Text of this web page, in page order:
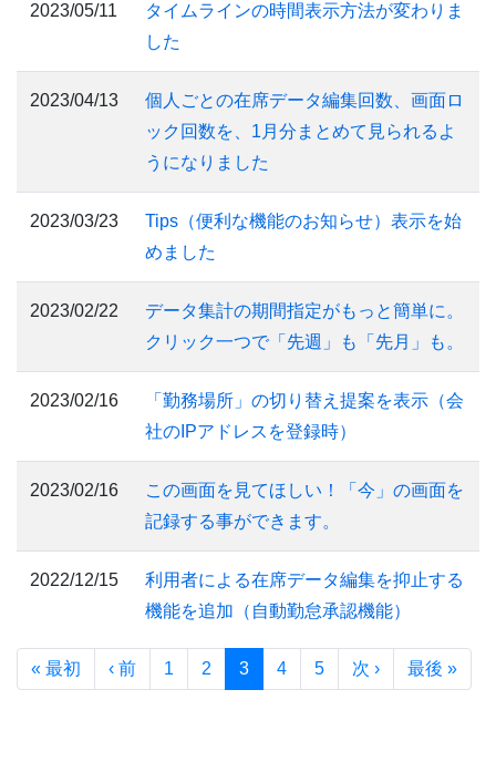
2023/05/11
タイムラインの時間表示方法が変わりま
した
2023/04/13
個人ごとの在席データ編集回数、画面ロ
ック回数を、1月分まとめて見られるよ
うになりました
2023/03/23
Tips（便利な機能のお知らせ）表示を始
めました
2023/02/22
データ集計の期間指定がもっと簡単に。
クリック一つで「先週」も「先月」も。
2023/02/16
「勤務場所」の切り替え提案を表示（会
社のIPアドレスを登録時）
2023/02/16
この画面を見てほしい！「今」の画面を
記録する事ができます。
2022/12/15
利用者による在席データ編集を抑止する
機能を追加（自動勤怠承認機能）
« 最初 ‹ 前 1 2 3 4 5 次 › 最後 »